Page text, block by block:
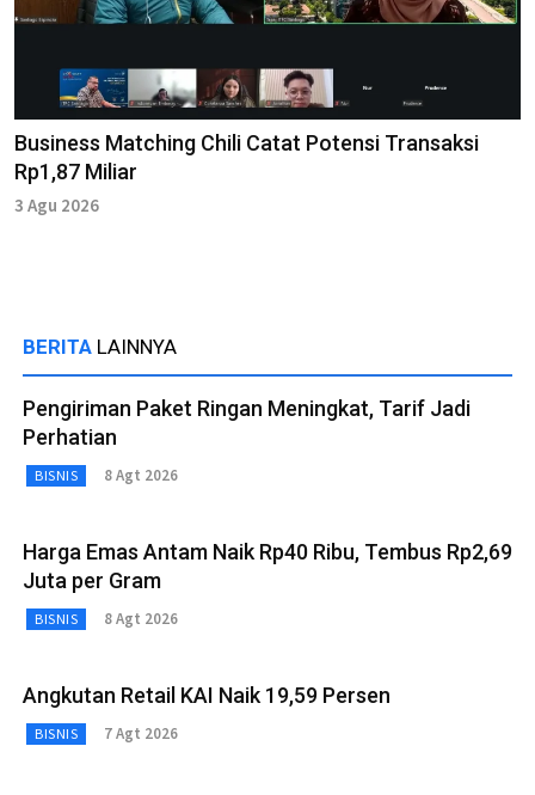
Business Matching Chili Catat Potensi Transaksi
Rp1,87 Miliar
3 Agu 2026
BERITA LAINNYA
Pengiriman Paket Ringan Meningkat, Tarif Jadi
Perhatian
BISNIS 8 Agt 2026
Harga Emas Antam Naik Rp40 Ribu, Tembus Rp2,69
Juta per Gram
BISNIS 8 Agt 2026
Angkutan Retail KAI Naik 19,59 Persen
BISNIS 7 Agt 2026